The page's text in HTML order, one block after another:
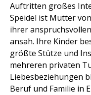
Auftritten großes
Speidel ist Mutter
ihrer
ansah. Ihre Kinder
größte Stütze und
mehreren privaten
Liebesbeziehungen
Beruf und Familie in